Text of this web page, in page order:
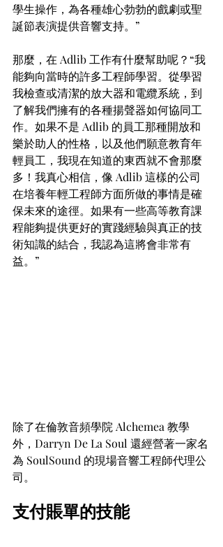
學生操作，為各種雄心勃勃的戲劇或聖
誕節表演提供音響支持。”
那麼，在 Adlib 工作有什麼幫助呢？“我
能夠向當時的許多工程師學習。從學習
我檢查或清潔的放大器和電纜系統，到
了解我們擁有的各種揚聲器如何協同工
作。如果不是 Adlib 的員工那種開放和
樂於助人的性格，以及他們願意教育年
輕員工，我現在知道的東西就不會那麼
多！我真心相信，像 Adlib 這樣的公司
在培養年輕工程師方面所做的事情是確
保未來的途徑。如果有一些高等教育課
程能夠提供更好的實踐經驗與真正的技
術知識的結合，我認為這將會非常有
益。”
除了在倫敦音頻學院 Alchemea 教學
外，Darryn De La Soul 還經營著一家名
為 SoulSound 的現場音響工程師代理公
司。
支付賬單的技能